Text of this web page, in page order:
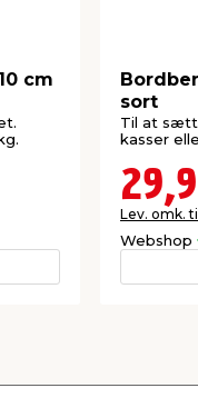
cm
sort
Til at
kasser
Lev. omk.
Webshop